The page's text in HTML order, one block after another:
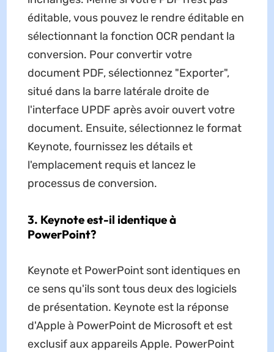
éditable, vous pouvez le rendre éditable en
sélectionnant la fonction OCR pendant la
conversion. Pour convertir votre
document PDF, sélectionnez "Exporter",
situé dans la barre latérale droite de
l'interface UPDF après avoir ouvert votre
document. Ensuite, sélectionnez le format
Keynote, fournissez les détails et
l'emplacement requis et lancez le
processus de conversion.
3. Keynote est-il identique à
PowerPoint?
Keynote et PowerPoint sont identiques en
ce sens qu'ils sont tous deux des logiciels
de présentation. Keynote est la réponse
d'Apple à PowerPoint de Microsoft et est
exclusif aux appareils Apple. PowerPoint